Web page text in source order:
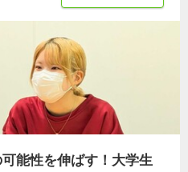
能性を伸ばす！大学生